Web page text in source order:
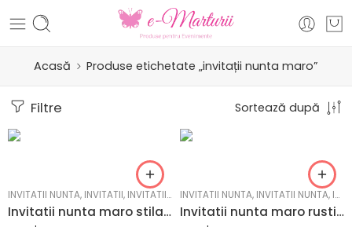
Acasă Produse etichetate „invitații nunta maro”
Filtre Sortează după
INVITATII NUNTA, INVITATII, INVITATII NUNTA
Invitatii nunta maro stilate cu textura mata – EMPUB- 12256-ella
INVITATII NUNTA, INVITATII NUNTA, INVITATII
Invitatii nunta maro rustice cu textura calda – EMPUB- 12255-ella